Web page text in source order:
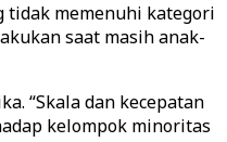
tidak memenuhi kategori
saat masih anak-
“Skala dan kecepatan
kelompok minoritas